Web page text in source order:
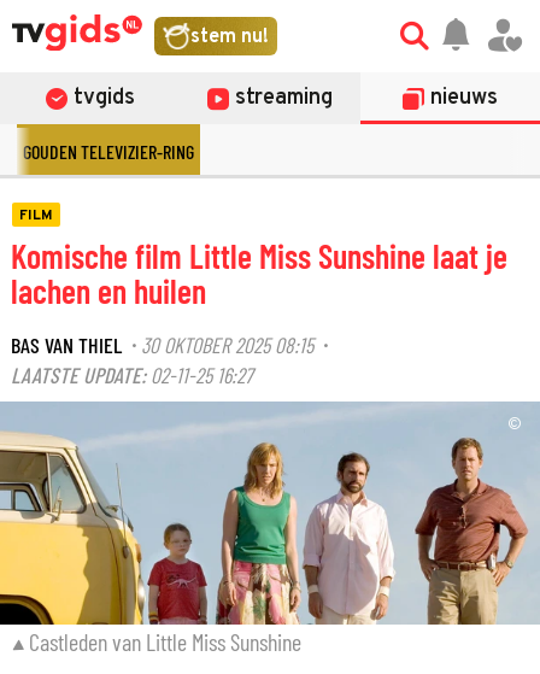
stem nu!
tvgids streaming nieuws
GOUDEN TELEVIZIER-RING
FILM
Komische film Little Miss Sunshine laat je
lachen en huilen
BAS VAN THIEL· 30 OKTOBER 2025 08:15·
LAATSTE UPDATE: 02-11-25 16:27
©
Castleden van Little Miss Sunshine